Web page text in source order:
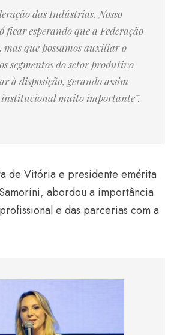
das Indústrias. Nosso
ficar esperando que a Federação
mas que possamos auxiliar o
segmentos do setor produtivo
à disposição, gerando assim
muito importante”,
de Vitória e presidente emérita
abordou a importância
e das parcerias com a